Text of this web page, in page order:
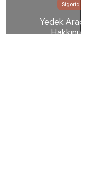
Yedek Araç
Hakkınızı
Sigorta